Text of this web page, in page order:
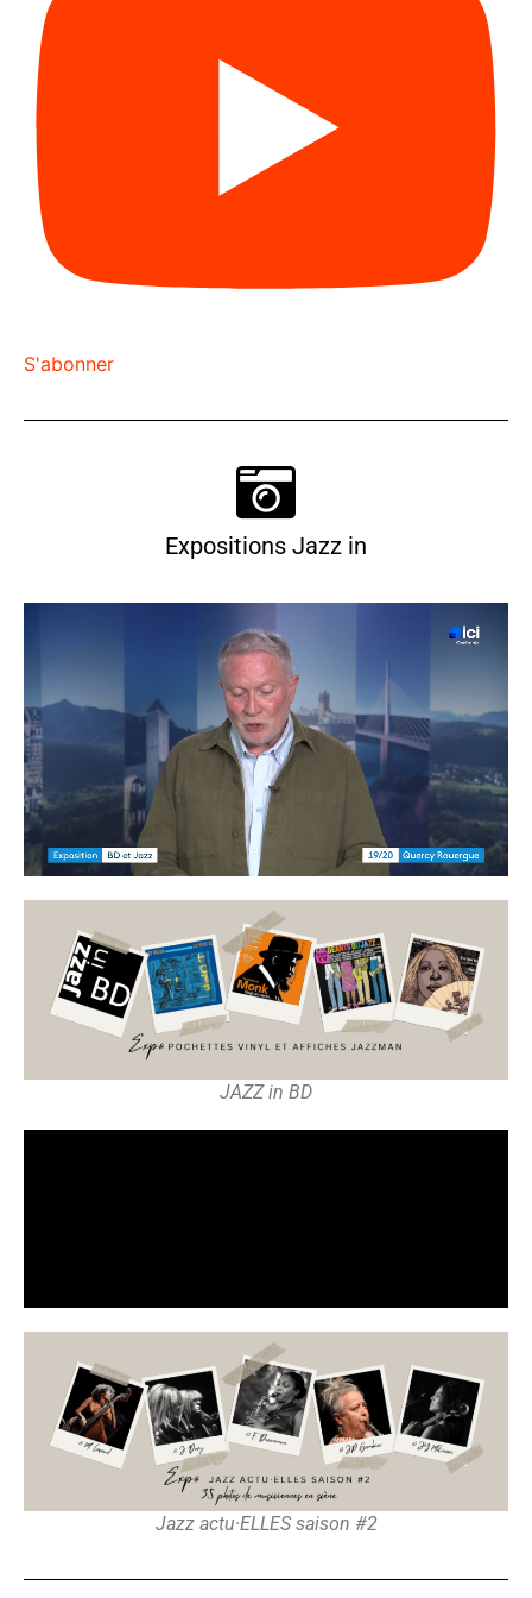
S'abonner
Expositions Jazz in
JAZZ in BD
Jazz actu·ELLES saison #2